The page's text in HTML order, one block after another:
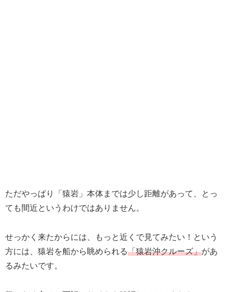
ただやっぱり「猿岩」本体までは少し距離があって、とっ
ても間近というわけではありません。
せっかく来たからには、もっと近くで見てみたい！という
方には、猿岩を船から眺められる「猿岩沖クルーズ」があ
るみたいです。